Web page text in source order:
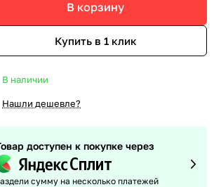
В корзину
Купить в 1 клик
В наличии
Нашли дешевле?
доступен к покупке через
сумму на несколько платежей